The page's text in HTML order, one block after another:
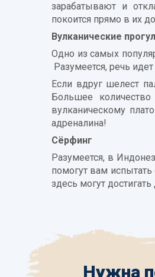
зарабатывают и
покоится прямо в их
Вулканические
Одно из самых
Разумеется, речь
Если вдруг шелест
Большее
вулканическому
адреналина!
Сёрфинг
Разумеется, в
помогут вам
здесь могут
Нужна